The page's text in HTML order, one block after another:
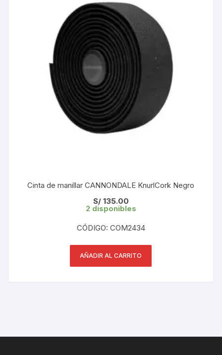
Cinta de manillar CANNONDALE KnurlCork Negro
S/135.00
2 disponibles
CÓDIGO: COM2434
AÑADIR AL CARRITO